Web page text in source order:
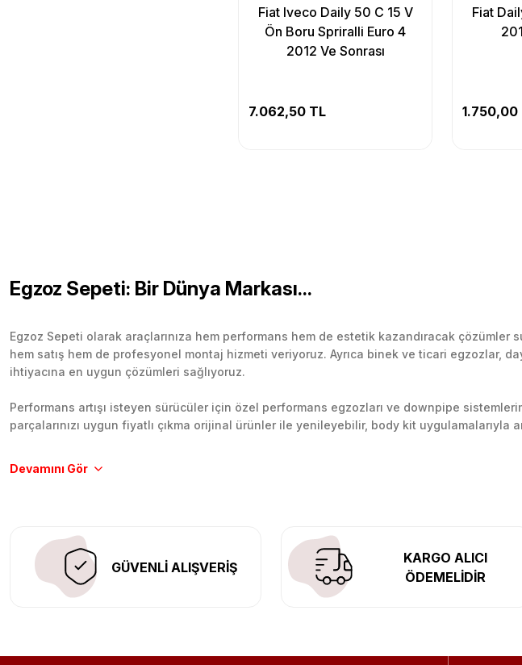
Fiat Iveco Daily 50 C 15 V
Ön Boru Spriralli Euro 4
2012 Ve Sonrası
7.062,50 TL
Fiat
1.750,00
Egzoz Sepeti: Bir Dünya Markası...
Egzoz Sepeti olarak araçlarınıza hem performans hem de estetik kazandıracak
hem satış hem de profesyonel montaj hizmeti veriyoruz. Ayrıca binek ve ticari egzozlar,
ihtiyacına en uygun çözümleri sağlıyoruz.
Performans artışı isteyen sürücüler için özel performans egzozları ve downpipe
parçalarınızı uygun fiyatlı çıkma orijinal ürünler ile yenileyebilir, body kit uygulamalarıyla
Tüm ürünlerimiz orijinal, dayanıklı ve uzun ömürlüdür. İstanbul’daki montaj
GÜVENLİ ALIŞVERİŞ
KARGO ALICI
ÖDEMELİDİR